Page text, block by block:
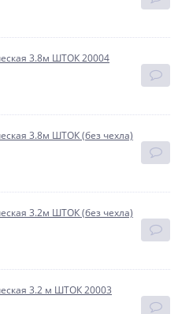
3.8м ШТОК 20004
3.8м ШТОК (без чехла)
3.2м ШТОК (без чехла)
3.2 м ШТОК 20003